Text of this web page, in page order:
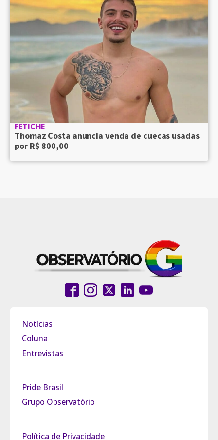
FETICHE
Thomaz Costa anuncia venda de cuecas usadas
por R$ 800,00
Notícias
Coluna
Entrevistas
Pride Brasil
Grupo Observatório
Política de Privacidade